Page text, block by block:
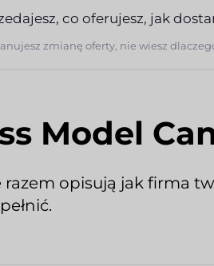
co oferujesz, jak
zmianę oferty, nie wiesz
Model
razem opisują jak firma